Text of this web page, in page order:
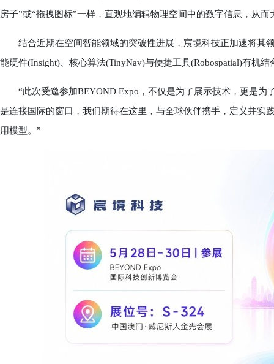
房子”或“拖拽图标”一样，直观地编辑物理空间中的数字信息，从
结合近期在空间智能领域的突破性进展，宸境科技正加速将其
能硬件(Insight)、核心算法(TinyNav)与便捷工具(Robospatial)有机
“此次受邀参加BEYOND Expo，不仅是为了展示技术，更是为
是连接国际的窗口，我们期待在这里，与全球伙伴携手，定义并实
用模型。”